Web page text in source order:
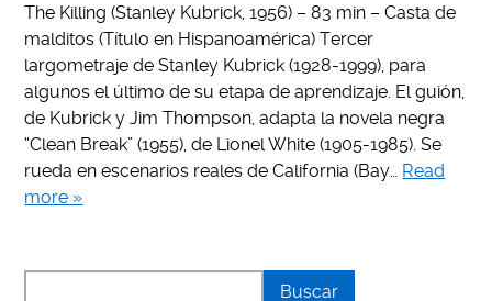
The Killing (Stanley Kubrick, 1956) – 83 min – Casta de
malditos (Título en Hispanoamérica) Tercer
largometraje de Stanley Kubrick (1928-1999), para
algunos el último de su etapa de aprendizaje. El guión,
de Kubrick y Jim Thompson, adapta la novela negra
“Clean Break” (1955), de Lionel White (1905-1985). Se
rueda en escenarios reales de California (Bay… Read
more »